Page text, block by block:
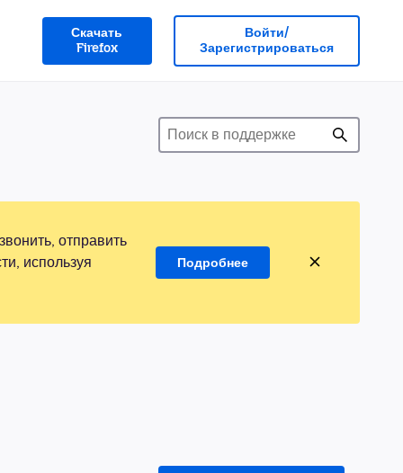
Скачать
Firefox
Войти/
Зарегистрироваться
отправить
используя
Подробнее